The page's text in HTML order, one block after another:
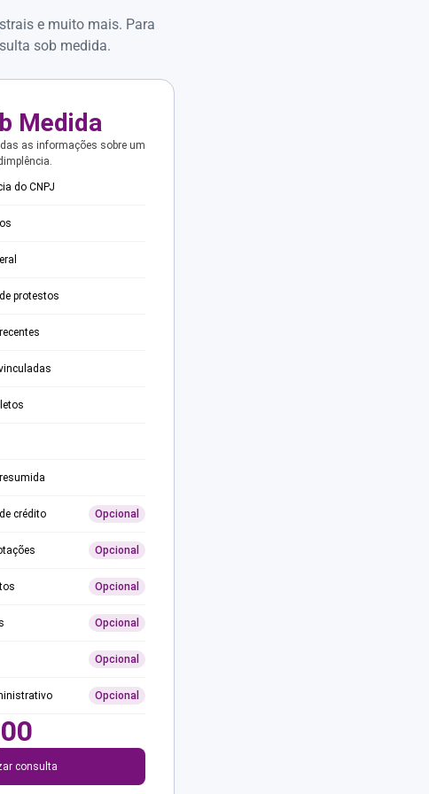
e muito mais. Para
sob medida.
Medida
as informações sobre um
do CNPJ
protestos
crédito Opcional
Opcional
Opcional
Opcional
Opcional
Opcional
consulta